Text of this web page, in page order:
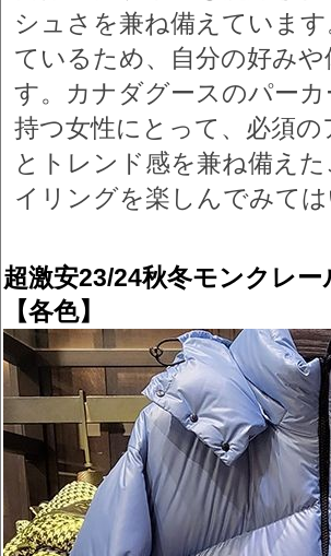
シュさを兼ね備えていま
ているため、自分の好み
す。カナダグースのパー
持つ女性にとって、必須
とトレンド感を兼ね備え
イリングを楽しんでみて
超激安23/24秋冬モンクレ
【各色】